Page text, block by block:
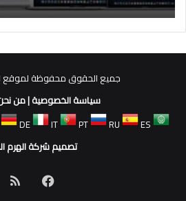
جميع الحقوق محفوظة لموقع
سياسة الخصوصية|من
DE IT PT RU
ES
تصميم شركة الهرم
فيسبوك